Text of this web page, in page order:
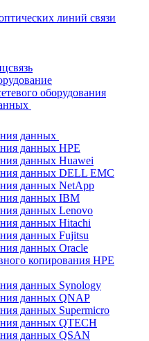
линий связи
оборудования
данных
данных HPE
данных Huawei
данных DELL EMC
данных NetApp
данных IBM
данных Lenovo
данных Hitachi
данных Fujitsu
данных Oracle
копирования HPE
данных Synology
данных QNAP
данных Supermicro
данных QTECH
данных QSAN